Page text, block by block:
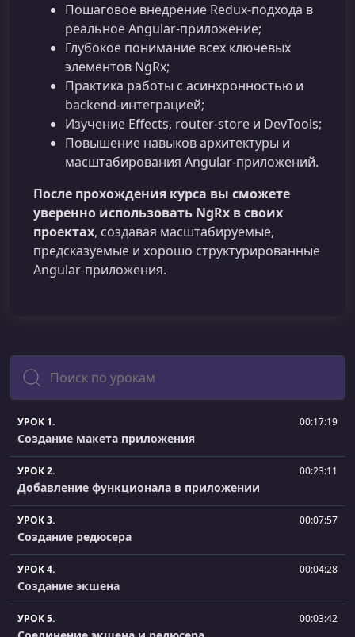
Пошаговое внедрение Redux‑подхода в
реальное Angular‑приложение;
Глубокое понимание всех ключевых
элементов NgRx;
Практика работы с асинхронностью и
backend‑интеграцией;
Изучение Effects, router‑store и DevTools;
Повышение навыков архитектуры и
масштабирования Angular‑приложений.
После прохождения курса вы сможете
уверенно использовать NgRx в своих
проектах, создавая масштабируемые,
предсказуемые и хорошо структурированные
Angular‑приложения.
Поиск
УРОК 1. 00:17:19
Создание макета приложения
УРОК 2. 00:23:11
Добавление функционала в приложении
УРОК 3. 00:07:57
Создание редюсера
УРОК 4. 00:04:28
Создание экшена
УРОК 5. 00:03:42